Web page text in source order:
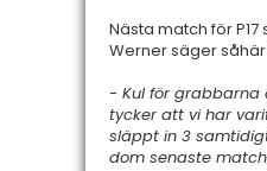
Nästa match för
Werner säger
- Kul för
tycker att vi har
släppt in 3
dom senaste